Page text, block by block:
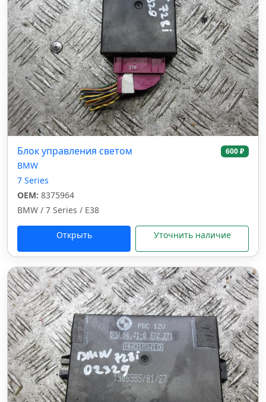
Блок управления светом 600 ₽
BMW
7 Series
OEM: 8375964
BMW / 7 Series / E38
Открыть Уточнить наличие